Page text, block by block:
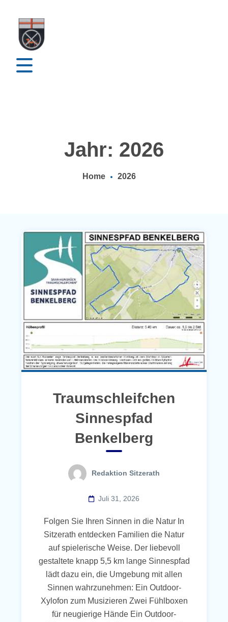
Jahr: 2026
Home 2026
Traumschleifchen
Sinnespfad
Benkelberg
Redaktion Sitzerath
Juli 31, 2026
Folgen Sie Ihren Sinnen in die Natur In
Sitzerath entdecken Familien die Natur
auf spielerische Weise. Der liebevoll
gestaltete knapp 5,5 km lange Sinnespfad
lädt dazu ein, die Umgebung mit allen
Sinnen wahrzunehmen: Ein Outdoor-
Xylofon zum Musizieren Zwei Fühlboxen
für neugierige Hände Ein Outdoor-